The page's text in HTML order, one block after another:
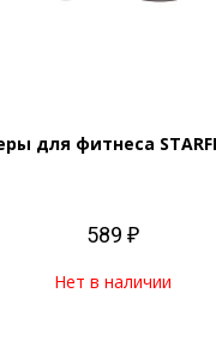
для фитнеса
589 ₽
Нет в наличии